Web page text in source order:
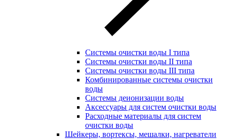
Системы очистки воды I типа
Системы очистки воды II типа
Системы очистки воды III типа
Комбинированные системы очистки
воды
Системы деионизации воды
Аксессуары для систем очистки воды
Расходные материалы для систем
очистки воды
Шейкеры, вортексы, мешалки, нагреватели